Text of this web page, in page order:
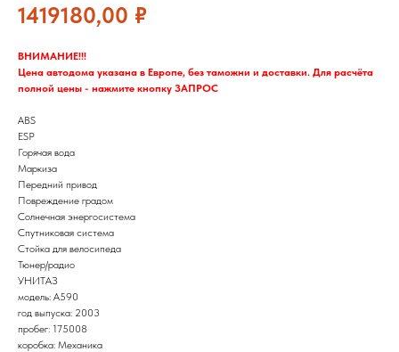
1419180,00 ₽
ВНИМАНИЕ!!!
Цена автодома указана в Европе, без таможни и доставки. Для расчёта
полной цены - нажмите кнопку ЗАПРОС
ABS
ESP
Горячая вода
Маркиза
Передний привод
Повреждение градом
Солнечная энергосистема
Спутниковая система
Стойка для велосипеда
Тюнер/радио
УНИТАЗ
модель: A590
год выпуска: 2003
пробег: 175008
коробка: Механика